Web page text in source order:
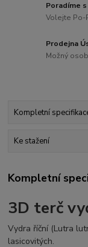
Poradíme
Volejte Po-
Prodejna
Možný
Kompletní
Ke stažení
Kompletní
3D terč
Vydra říční (Lutra
lasicovitých.